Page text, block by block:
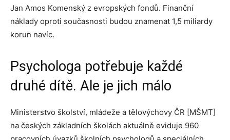
Jan Amos Komenský z evropských fondů. Finanční
náklady oproti současnosti budou znamenat 1,5 miliardy
korun navíc.
Psychologa potřebuje každé
druhé dítě. Ale je jich málo
Ministerstvo školství, mládeže a tělovýchovy ČR [MŠMT]
na českých základních školách aktuálně eviduje 960